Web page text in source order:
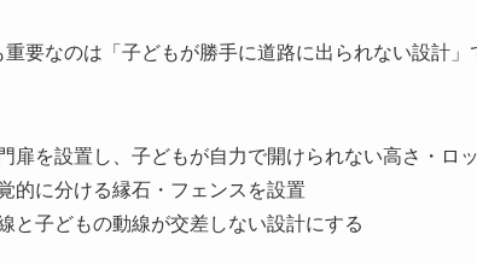
要なのは「子どもが勝手に道路に出られない設計
扉を設置し、子どもが自力で開けられない高さ・ロ
的に分ける縁石・フェンスを設置
と子どもの動線が交差しない設計にする